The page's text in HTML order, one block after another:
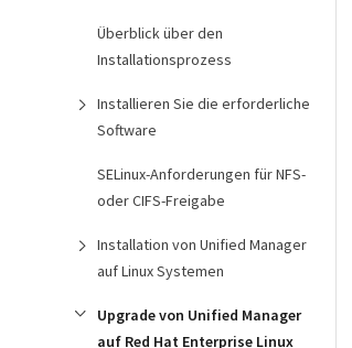
Überblick über den
Installationsprozess
Installieren Sie die erforderliche
Software
SELinux-Anforderungen für NFS-
oder CIFS-Freigabe
Installation von Unified Manager
auf Linux Systemen
Upgrade von Unified Manager
auf Red Hat Enterprise Linux